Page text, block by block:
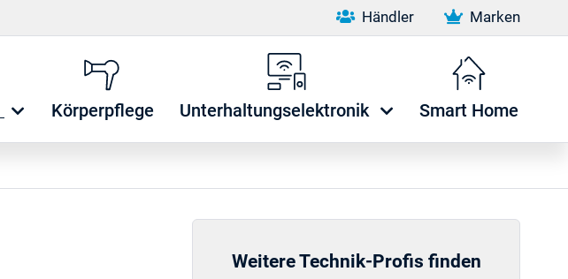
Händler Marken
Körperpflege Unterhaltungselektronik Smart Home
Weitere Technik-Profis finden